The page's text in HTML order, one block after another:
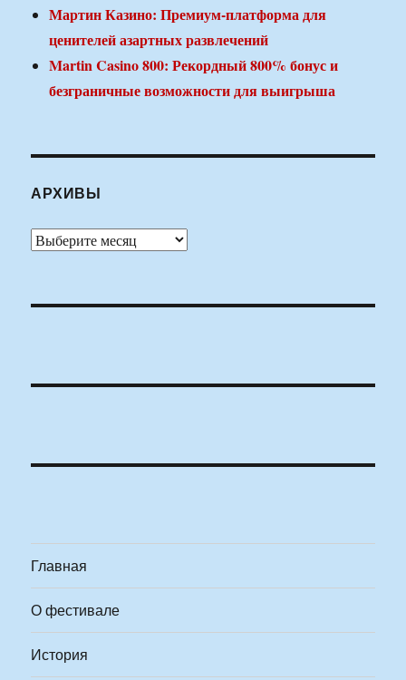
Мартин Казино: Премиум-платформа для
ценителей азартных развлечений
Martin Casino 800: Рекордный 800% бонус и
безграничные возможности для выигрыша
АРХИВЫ
Архивы
Главная
О фестивале
История